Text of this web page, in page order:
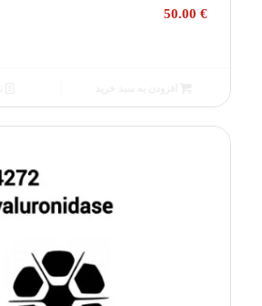
اصلی50.00€
50.00 €
است.